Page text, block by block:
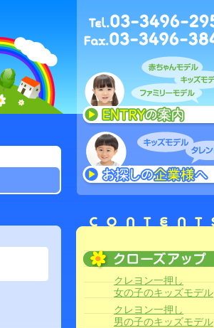
クレヨン一押し
女の子のキッズモデル
クレヨン一押し
男の子のキッズモデル